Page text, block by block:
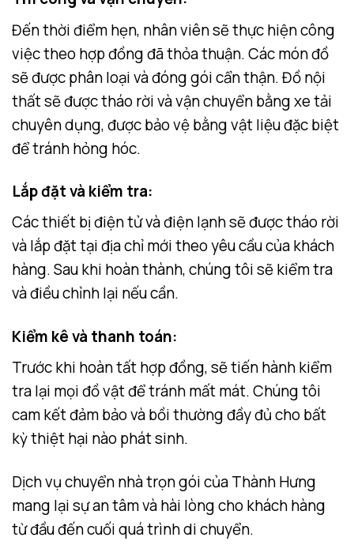
Đến thời điểm hẹn, nhân viên sẽ thực hiện công
việc theo hợp đồng đã thỏa thuận. Các món đồ
sẽ được phân loại và đóng gói cẩn thận. Đồ nội
thất sẽ được tháo rời và vận chuyển bằng xe tải
chuyên dụng, được bảo vệ bằng vật liệu đặc biệt
để tránh hỏng hóc.
Lắp đặt và kiểm tra:
Các thiết bị điện tử và điện lạnh sẽ được tháo rời
và lắp đặt tại địa chỉ mới theo yêu cầu của khách
hàng. Sau khi hoàn thành, chúng tôi sẽ kiểm tra
và điều chỉnh lại nếu cần.
Kiểm kê và thanh toán:
Trước khi hoàn tất hợp đồng, sẽ tiến hành kiểm
tra lại mọi đồ vật để tránh mất mát. Chúng tôi
cam kết đảm bảo và bồi thường đầy đủ cho bất
kỳ thiệt hại nào phát sinh.
Dịch vụ chuyển nhà trọn gói của Thành Hưng
mang lại sự an tâm và hài lòng cho khách hàng
từ đầu đến cuối quá trình di chuyển.